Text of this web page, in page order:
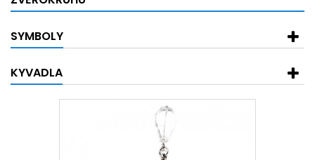
SYMBOLY
KYVADLA